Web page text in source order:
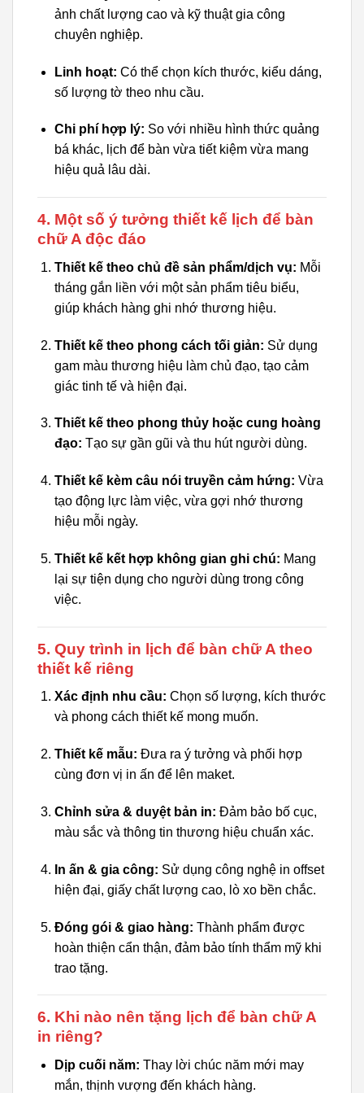
ảnh chất lượng cao và kỹ thuật gia công
chuyên nghiệp.
Linh hoạt: Có thể chọn kích thước, kiểu dáng,
số lượng tờ theo nhu cầu.
Chi phí hợp lý: So với nhiều hình thức quảng
bá khác, lịch để bàn vừa tiết kiệm vừa mang
hiệu quả lâu dài.
4. Một số ý tưởng thiết kế lịch để bàn
chữ A độc đáo
Thiết kế theo chủ đề sản phẩm/dịch vụ: Mỗi
tháng gắn liền với một sản phẩm tiêu biểu,
giúp khách hàng ghi nhớ thương hiệu.
Thiết kế theo phong cách tối giản: Sử dụng
gam màu thương hiệu làm chủ đạo, tạo cảm
giác tinh tế và hiện đại.
Thiết kế theo phong thủy hoặc cung hoàng
đạo: Tạo sự gần gũi và thu hút người dùng.
Thiết kế kèm câu nói truyền cảm hứng: Vừa
tạo động lực làm việc, vừa gợi nhớ thương
hiệu mỗi ngày.
Thiết kế kết hợp không gian ghi chú: Mang
lại sự tiện dụng cho người dùng trong công
việc.
5. Quy trình in lịch để bàn chữ A theo
thiết kế riêng
Xác định nhu cầu: Chọn số lượng, kích thước
và phong cách thiết kế mong muốn.
Thiết kế mẫu: Đưa ra ý tưởng và phối hợp
cùng đơn vị in ấn để lên maket.
Chỉnh sửa & duyệt bản in: Đảm bảo bố cục,
màu sắc và thông tin thương hiệu chuẩn xác.
In ấn & gia công: Sử dụng công nghệ in offset
hiện đại, giấy chất lượng cao, lò xo bền chắc.
Đóng gói & giao hàng: Thành phẩm được
hoàn thiện cẩn thận, đảm bảo tính thẩm mỹ khi
trao tặng.
6. Khi nào nên tặng lịch để bàn chữ A
in riêng?
Dịp cuối năm: Thay lời chúc năm mới may
mắn, thịnh vượng đến khách hàng.